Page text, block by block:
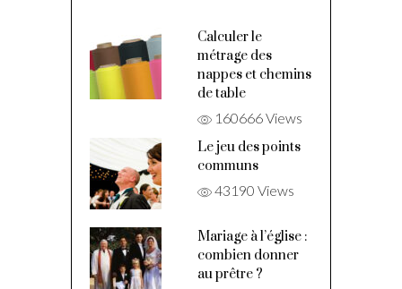
Calculer le
métrage des
nappes et chemins
de table
160666 Views
Le jeu des points
communs
43190 Views
Mariage à l’église :
combien donner
au prêtre ?